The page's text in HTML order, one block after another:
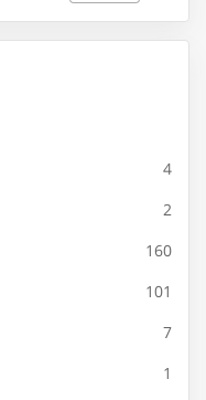
4
2
160
101
7
1